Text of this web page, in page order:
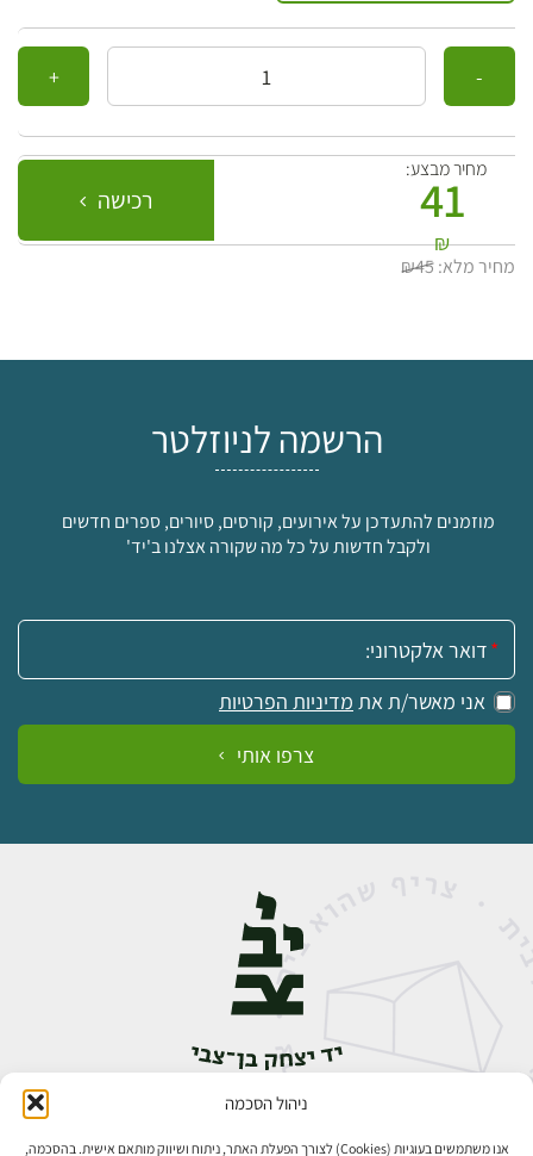
ניהול הסכמה
אנו משתמשים בעוגיות (Cookies) לצורך הפעלת האתר, ניתוח ושיווק מותאם אישית. בהסכמה,
כמות
מחיר מבצע:
41
₪
רכישה
מחיר מלא:₪45
הרשמה לניוזלטר
מוזמנים להתעדכן על אירועים, קורסים, סיורים, ספרים חדשים
ולקבל חדשות על כל מה שקורה אצלנו ב'יד'
אימייל:
אני מאשר/ת את מדיניות הפרטיות
צרפו אותי
אבן גבירול 14, רחביה, ירושלים